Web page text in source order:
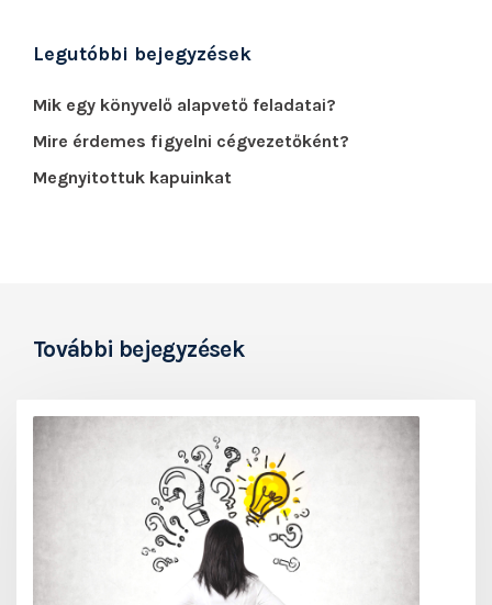
Legutóbbi bejegyzések
Mik egy könyvelő alapvető feladatai?
Mire érdemes figyelni cégvezetőként?
Megnyitottuk kapuinkat
További bejegyzések